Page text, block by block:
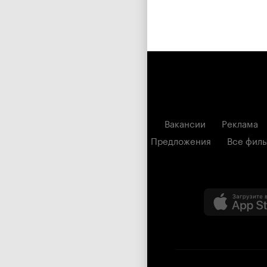
Вакансии Реклама
Предложения
Все